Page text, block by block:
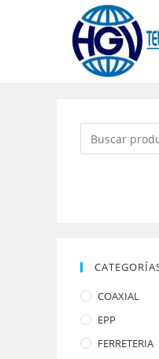
COAXIAL
EPP
FERRETERIA